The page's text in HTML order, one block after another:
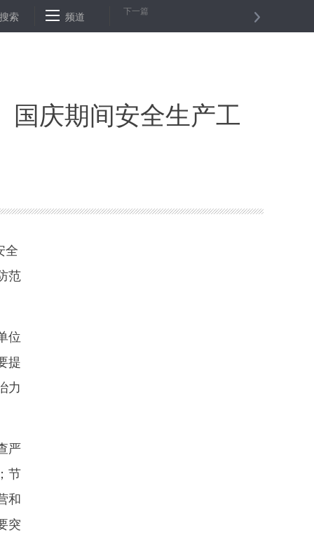
合作——访中国驻白俄罗斯大使崔启明 宋涛会见蒙古国副总理
搜索 频道 下一篇
国庆期间安全生产工
全
范
位
提
力
严
节
和
突